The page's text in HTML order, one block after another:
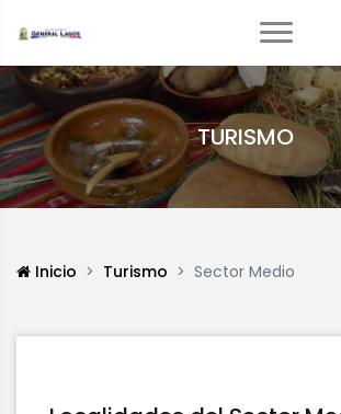
TURISMO
Inicio Turismo Sector Medio